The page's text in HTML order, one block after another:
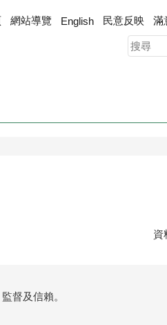
網站導覽 English 民意反映 滿
資
督及信賴。